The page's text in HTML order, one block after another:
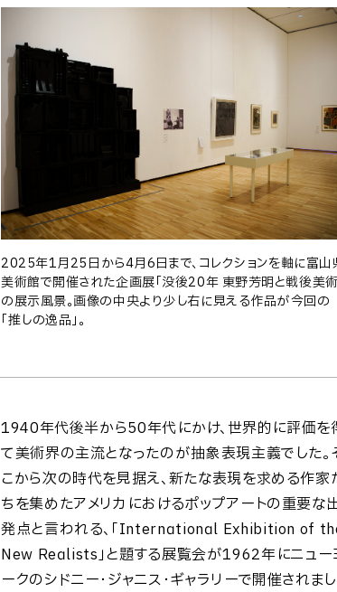
2025年1月25日から4月6日まで、コレクションを軸に富山
美術館で開催された企画展「没後20年 東野芳明と戦後美術
の展示風景。画像の中央より少し右に見える作品が今回の
「推しの逸品」。
1940年代後半から50年代にかけ、世界的に評価を
て美術界の主流となったのが抽象表現主義でした。
こから次の時代を見据え、新たな表現を求める作家
ちを集めたアメリカにおけるポップアートの重要な
発点と言われる、「International Exhibition of
New Realists」と題する展覧会が1962年にニュー
ークのシドニー・ジャニス・ギャラリーで開催されまし